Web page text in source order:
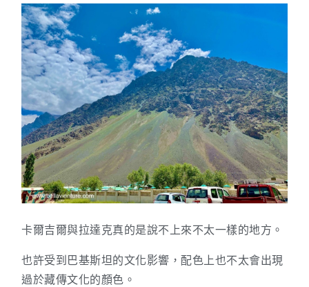
卡爾吉爾與拉達克真的是說不上來不太一樣的地方。
也許受到巴基斯坦的文化影響，配色上也不太會出現
過於藏傳文化的顏色。